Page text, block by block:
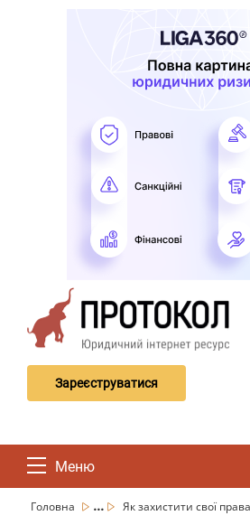
Зареєструватися
Меню
Головна ...
Як захистити свої